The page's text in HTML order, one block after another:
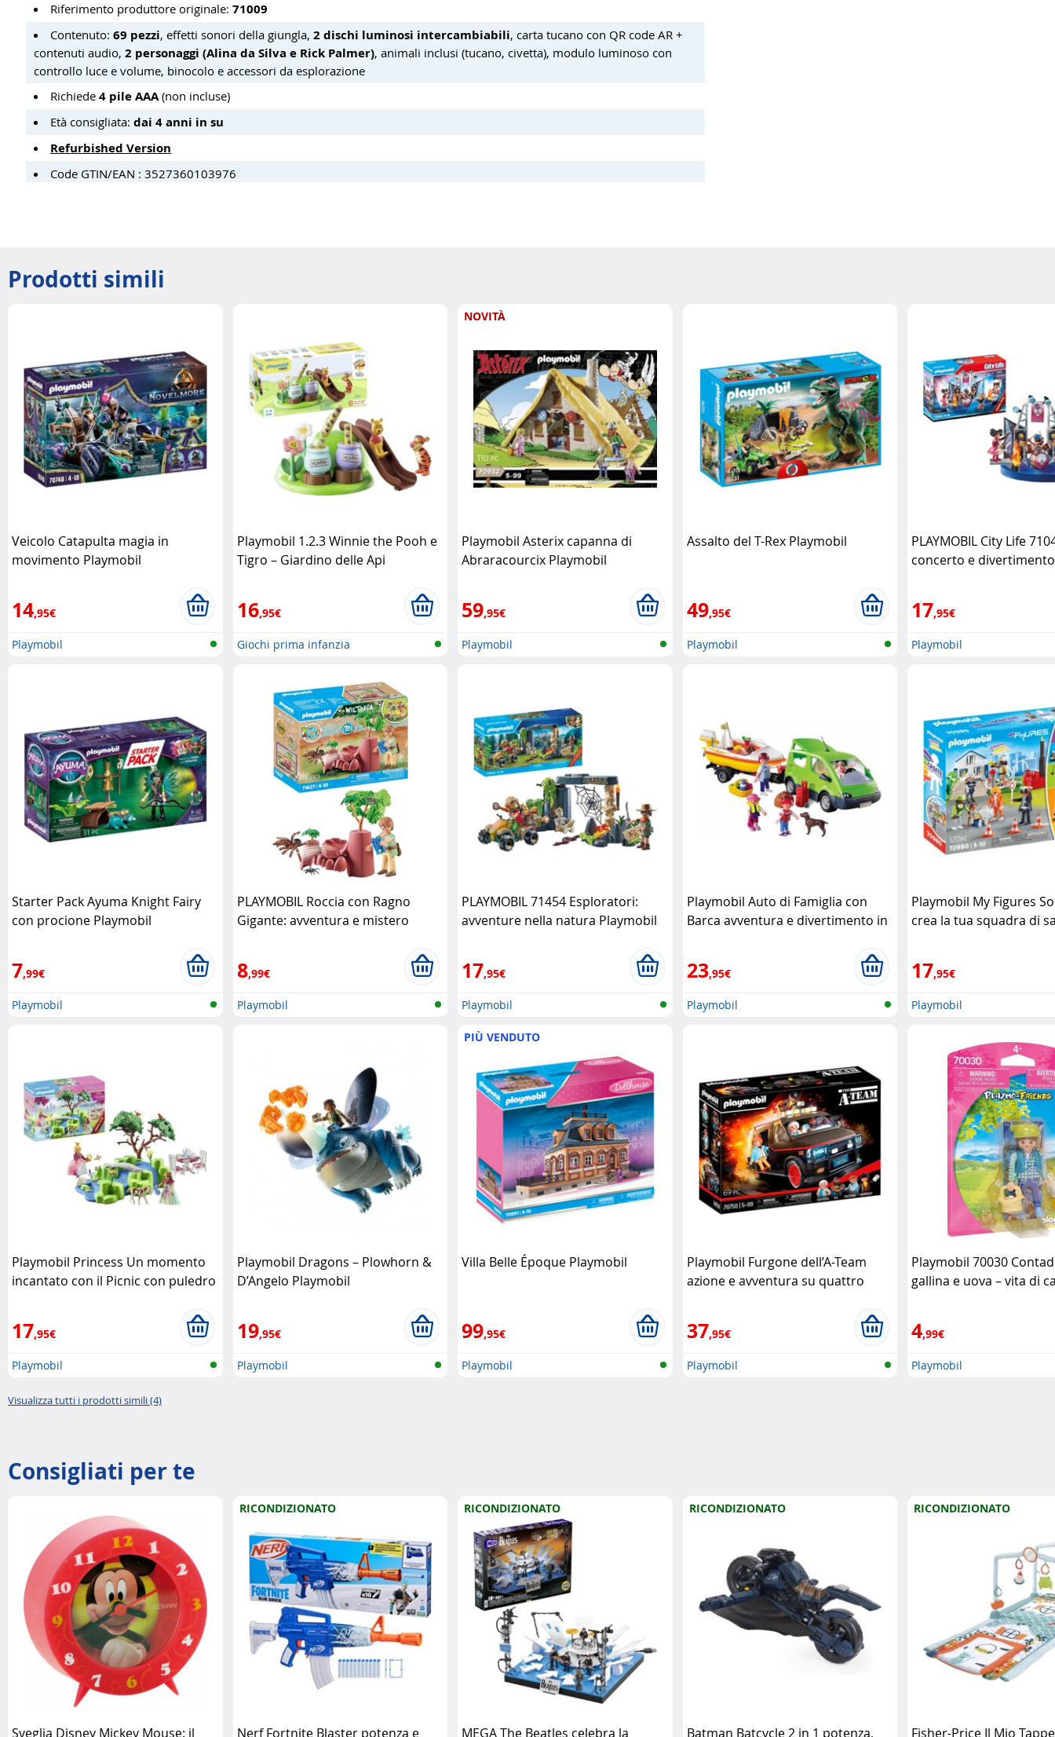
Riferimento produttore originale: 71009
Contenuto: 69 pezzi, effetti sonori della giungla, 2 dischi luminosi intercambiabili, carta tucano con QR code AR +
contenuti audio, 2 personaggi (Alina da Silva e Rick Palmer), animali inclusi (tucano, civetta), modulo luminoso con
controllo luce e volume, binocolo e accessori da esplorazione
Richiede 4 pile AAA(non incluse)
Età consigliata: dai 4 anni in su
Refurbished Version
Code GTIN/EAN : 3527360103976
Prodotti simili
Veicolo Catapulta magia in
movimento Playmobil
14,95€
Playmobil
Playmobil 1.2.3 Winnie the Pooh e
Tigro – Giardino delle Api
16,95€
Giochi prima infanzia
NOVITÀ
Playmobil Asterix capanna di
Abraracourcix Playmobil
59,95€
Playmobil
Assalto del T-Rex Playmobil
49,95€
Playmobil
PLAYMOBIL City Life
concerto e
17,95€
Playmobil
Starter Pack Ayuma Knight Fairy
con procione Playmobil
7,99€
Playmobil
PLAYMOBIL Roccia con Ragno
Gigante: avventura e mistero
8,99€
Playmobil
PLAYMOBIL 71454 Esploratori:
avventure nella natura Playmobil
17,95€
Playmobil
Playmobil Auto di Famiglia con
Barca avventura e divertimento in
23,95€
Playmobil
Playmobil My Figures
crea la tua squadra di
17,95€
Playmobil
Playmobil Princess Un momento
incantato con il Picnic con puledro
17,95€
Playmobil
Playmobil Dragons – Plowhorn &
D’Angelo Playmobil
19,95€
Playmobil
PIÙ VENDUTO
Villa Belle Époque Playmobil
99,95€
Playmobil
Playmobil Furgone dell’A-Team
azione e avventura su quattro
37,95€
Playmobil
Playmobil 70030
gallina e uova – vita di
4,99€
Playmobil
Visualizza tutti i prodotti simili (4)
Consigliati per te
Sveglia Disney Mickey Mouse: il
RICONDIZIONATO
Nerf Fortnite Blaster potenza e
RICONDIZIONATO
MEGA The Beatles celebra la
RICONDIZIONATO
Batman Batcycle 2 in 1 potenza,
RICONDIZIONATO
Fisher-Price Il Mio